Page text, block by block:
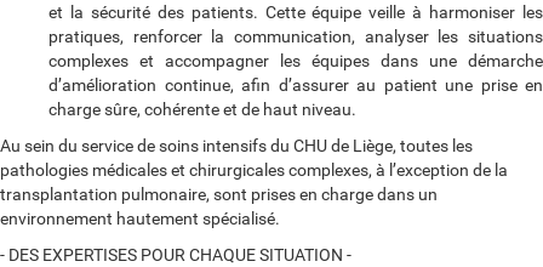
et la sécurité des patients. Cette équipe veille à harmoniser les
pratiques, renforcer la communication, analyser les situations
complexes et accompagner les équipes dans une démarche
d’amélioration continue, afin d’assurer au patient une prise en
charge sûre, cohérente et de haut niveau.
Au sein du service de soins intensifs du CHU de Liège, toutes les
pathologies médicales et chirurgicales complexes, à l’exception de la
transplantation pulmonaire, sont prises en charge dans un
environnement hautement spécialisé.
- DES EXPERTISES POUR CHAQUE SITUATION -